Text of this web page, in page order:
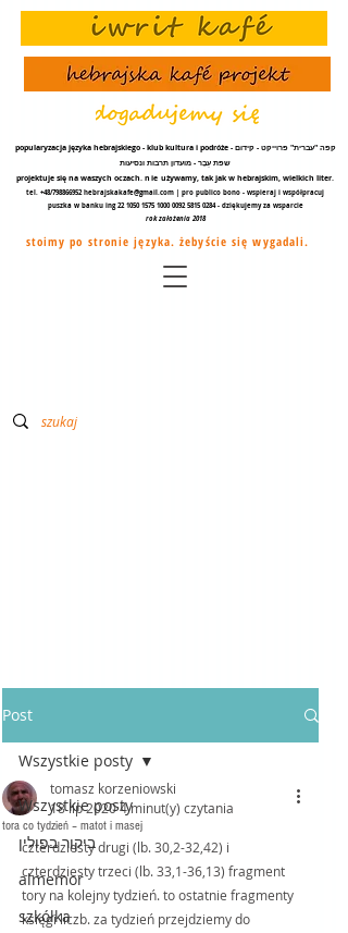
popularyzacja języka hebrajskiego - klub kultura i podróże - קפה "עברית" פרוייקט - קידום
שפת עֵבֶר - מועדון תרבות ונסיעות
projektuje się na waszych oczach.nie używamy, tak jak w hebrajskim, wielkich liter.
tel. +48/798866952 hebrajskakafe@gmail.com | pro publico bono - wspieraj i współpracuj
puszka w banku ing22 1050 1575 1000 0092 5815 0284- dziękujemy za wsparcie
rok założenia 2018
stoimy po stronie języka. żebyście się wygadali.
Post
Wszystkie posty
ביקור בפולין
almemor
szkółka
Wszystkie posty
tora co tydzień – matot i masej
tomasz korzeniowski
18 lip 20204 minut(y) czytania
czterdziesty drugi (lb. 30,2-32,42) i
czterdziesty trzeci (lb. 33,1-36,13) fragment
tory na kolejny tydzień. to ostatnie fragmenty
księgi liczb. za tydzień przejdziemy do